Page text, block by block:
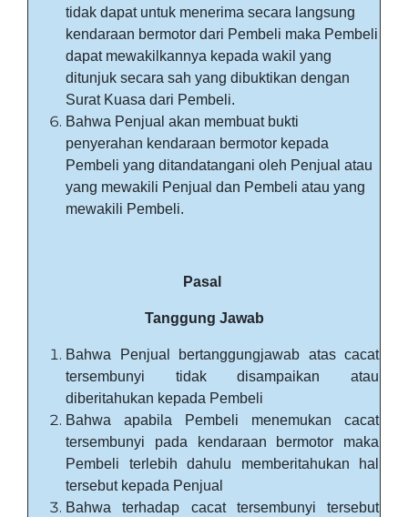
tidak dapat untuk menerima secara langsung
kendaraan bermotor dari Pembeli maka Pembeli
dapat mewakilkannya kepada wakil yang
ditunjuk secara sah yang dibuktikan dengan
Surat Kuasa dari Pembeli.
Bahwa Penjual akan membuat bukti
penyerahan kendaraan bermotor kepada
Pembeli yang ditandatangani oleh Penjual atau
yang mewakili Penjual dan Pembeli atau yang
mewakili Pembeli.
Pasal
Tanggung Jawab
Bahwa Penjual bertanggungjawab atas cacat
tersembunyi tidak disampaikan atau
diberitahukan kepada Pembeli
Bahwa apabila Pembeli menemukan cacat
tersembunyi pada kendaraan bermotor maka
Pembeli terlebih dahulu memberitahukan hal
tersebut kepada Penjual
Bahwa terhadap cacat tersembunyi tersebut